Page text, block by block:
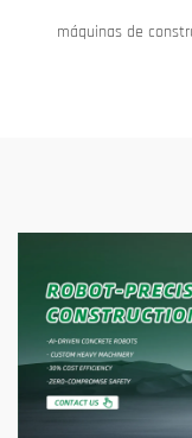
máquinas de